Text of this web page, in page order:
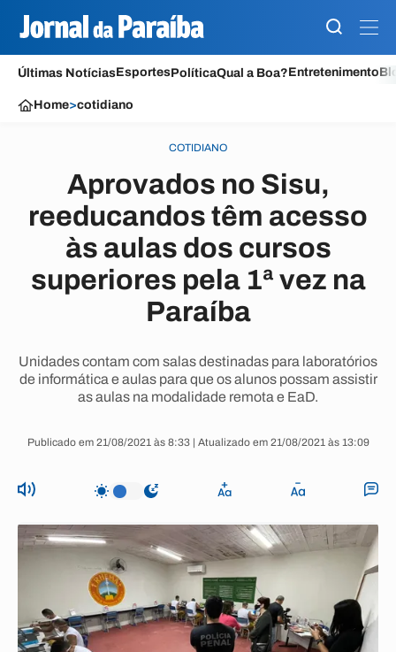
Últimas NotíciasEsportesPolíticaQual a Boa?Entretenimento
Home>cotidiano
COTIDIANO
Aprovados no Sisu,
reeducandos têm acesso
às aulas dos cursos
superiores pela 1ª vez na
Paraíba
Unidades contam com salas destinadas para laboratórios
de informática e aulas para que os alunos possam assistir
as aulas na modalidade remota e EaD.
Publicado em 21/08/2021 às 8:33 | Atualizado em 21/08/2021 às 13:09